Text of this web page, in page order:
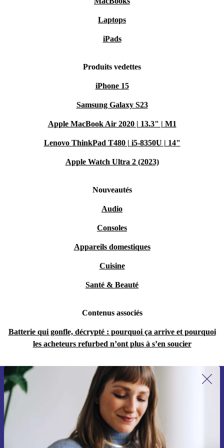
Laptops
iPads
Produits vedettes
iPhone 15
Samsung Galaxy S23
Apple MacBook Air 2020 | 13.3" | M1
Lenovo ThinkPad T480 | i5-8350U | 14"
Apple Watch Ultra 2 (2023)
Nouveautés
Audio
Consoles
Appareils domestiques
Cuisine
Santé & Beauté
Contenus associés
Batterie qui gonfle, décrypté : pourquoi ça arrive et pourquoi
les acheteurs refurbed n’ont plus à s’en soucier
Recevoir offres et infos de refurbed
par mail
Ne manquez plus aucune offre.